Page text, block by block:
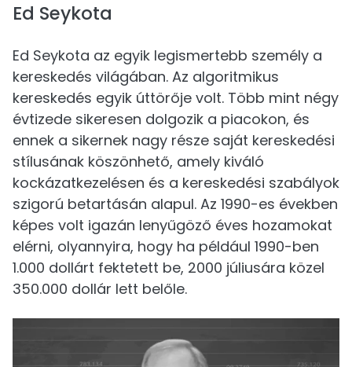
Ed Seykota
Ed Seykota az egyik legismertebb személy a
kereskedés világában. Az algoritmikus
kereskedés egyik úttörője volt. Több mint négy
évtizede sikeresen dolgozik a piacokon, és
ennek a sikernek nagy része saját kereskedési
stílusának köszönhető, amely kiváló
kockázatkezelésen és a kereskedési szabályok
szigorú betartásán alapul. Az 1990-es években
képes volt igazán lenyűgöző éves hozamokat
elérni, olyannyira, hogy ha például 1990-ben
1.000 dollárt fektetett be, 2000 júliusára közel
350.000 dollár lett belőle.